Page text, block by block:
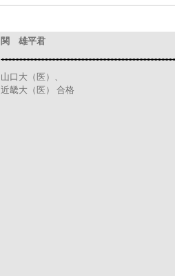
関 雄平君
山口大（医）、
近畿大（医） 合格